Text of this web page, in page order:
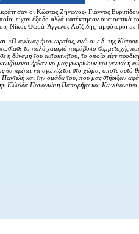
οι Κώστας Ζήνωνος- Γιάννος
είχαν έξοδο αλλά κατέκτησαν ουσιαστικά
Νίκος Θωμά-Άγγελος Λοϊζίδης, αμφότεροι
«Ο αγώνας ήταν ωραίος, ενώ οι ε.δ. της
το πολύ χαμηλό παράβολο συμμετοχής
η δύναμη του αυτοκινήτου, το οποίο είχε
ήρθαν να μας γνωρίσουν και γενικά η
θα πρέπει να αγωνίζεται στο χώμα, οπότε αυτό
και την ομάδα του, που μας στήριξαν
Ελλάδα Παναγιώτη Παπαρήγα και